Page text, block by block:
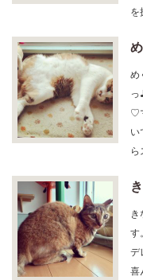
め
っ
♡
い
ら
デ
喜
方